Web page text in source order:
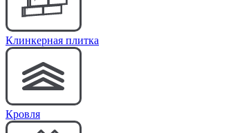
Клинкерная плитка
Кровля